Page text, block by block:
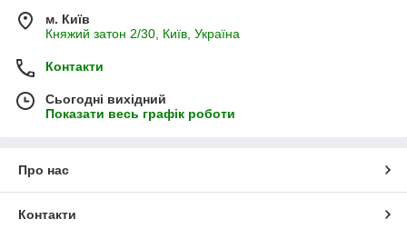
м. Київ
Княжий затон 2/30, Київ, Україна
Контакти
Сьогодні вихідний
Показати весь графік роботи
Про нас
Контакти